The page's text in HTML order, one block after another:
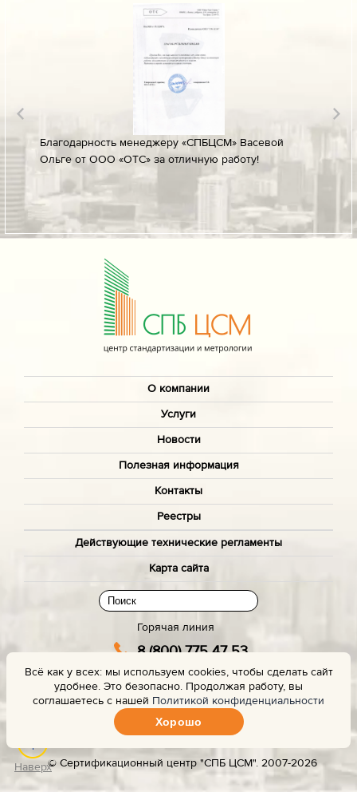
Благодарность менеджеру «СПБЦСМ» Васевой
Ольге от ООО «ОТС» за отличную работу!
О компании
Услуги
Новости
Полезная информация
Контакты
Реестры
Действующие технические регламенты
Карта сайта
Горячая линия
8 (800) 775 47 53
(звонок бесплатный)
Заказать звонок с сайта
Задать вопрос эксперту
© Сертификационный центр "СПБ ЦСМ". 2007-2026
Наверх
Всё как у всех: мы используем cookies, чтобы сделать сайт
удобнее. Это безопасно. Продолжая работу, вы
соглашаетесь с нашей Политикой конфиденциальности
Хорошо